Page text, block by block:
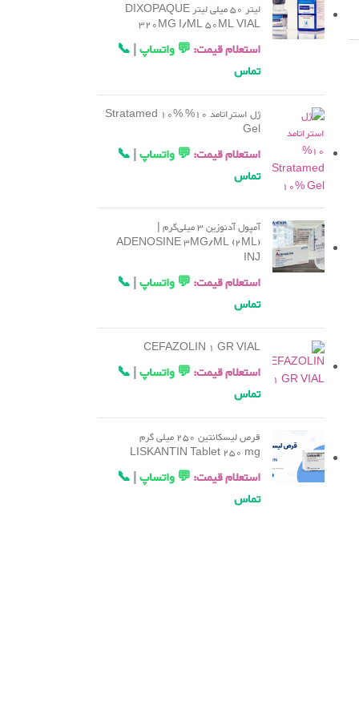
لیتر 50 میلی لیتر DIXOPAQUE
320MG I/ML 50ML VIAL
استعلام قیمت:💬 واتساپ|
📞
تماس
ژل استراتامد 10% Stratamed 10%
Gel
استعلام قیمت:💬 واتساپ|
📞
تماس
آمپول آدنوزین 3 میلی‌گرم |
ADENOSINE 3MG/ML (2ML)
INJ
استعلام قیمت:💬 واتساپ|
📞
تماس
CEFAZOLIN 1 GR VIAL
استعلام قیمت:💬 واتساپ|
📞
تماس
قرص لیسکانتین 250 میلی گرم
LISKANTIN Tablet 250 mg
استعلام قیمت:💬 واتساپ|
📞
تماس